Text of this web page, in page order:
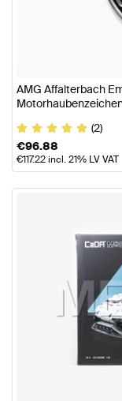
AMG Affalterbach
(2)
€96.88
€117.22incl. 21% LV VAT